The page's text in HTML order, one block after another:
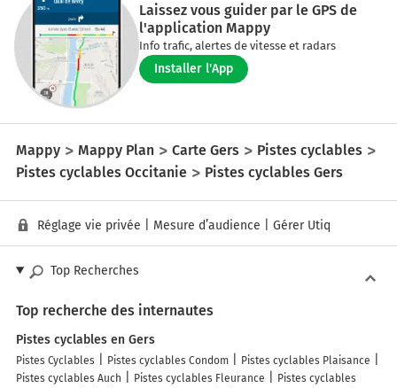
Laissez vous guider par le GPS de
l'application Mappy
Info trafic, alertes de vitesse et radars
Installer l'App
Mappy Mappy Plan Carte Gers
Pistes cyclables
Pistes cyclables Occitanie
Pistes cyclables Gers
Réglage vie privée Mesure d’audience Gérer Utiq
Top Recherches
Top recherche des internautes
Pistes cyclables en Gers
Pistes Cyclables Pistes cyclables Condom
Pistes cyclables Plaisance
Pistes cyclables Auch
Pistes cyclables Fleurance
Pistes cyclables